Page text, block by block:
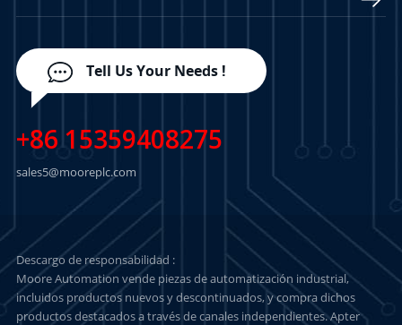
Tell Us Your Needs !
+86 15359408275
sales5@mooreplc.com
Descargo de responsabilidad :
Moore Automation vende piezas de automatización industrial,
incluidos productos nuevos y descontinuados, y compra dichos
productos destacados a través de canales independientes. Apter